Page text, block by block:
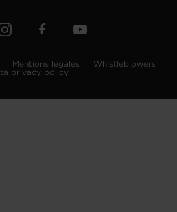
Mentions légales
Whistleblowers
privacy policy